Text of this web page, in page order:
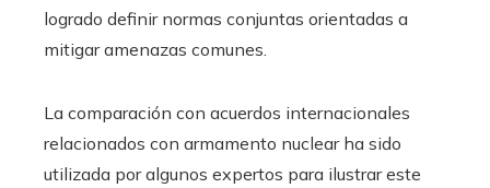
logrado definir normas conjuntas orientadas a
mitigar amenazas comunes.
La comparación con acuerdos internacionales
relacionados con armamento nuclear ha sido
utilizada por algunos expertos para ilustrar este